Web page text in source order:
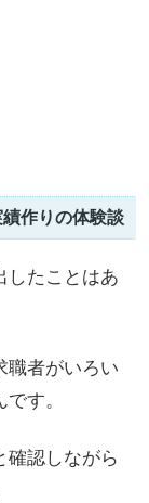
作りの体験談
したことはあ
職者がいろい
す。
確認しながら